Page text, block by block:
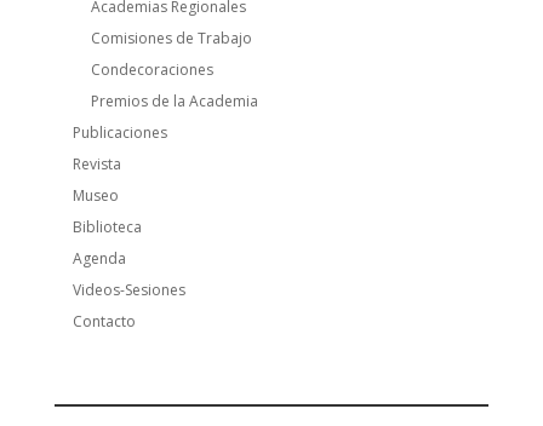
Academias Regionales
Comisiones de Trabajo
Condecoraciones
Premios de la Academia
Publicaciones
Revista
Museo
Biblioteca
Agenda
Videos-Sesiones
Contacto